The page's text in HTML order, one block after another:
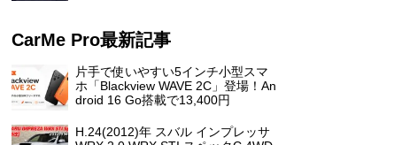
CarMe Pro最新記事
片手で使いやすい5インチ小型スマ
ホ「Blackview WAVE 2C」登場！An
droid 16 Go搭載で13,400円
H.24(2012)年 スバル インプレッサ